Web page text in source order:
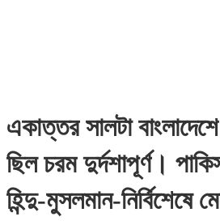
একাত্তর সালটা
ছিল চরম দুর্দশাপূর্ণ।
হিন্দু-মুসলমান-নির্বিশেষে